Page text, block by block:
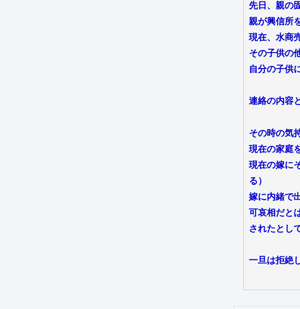
先日、親の
親が興信所
現在、水商
その子供の
自分の子供
連絡の内容
その時の気
現在の家庭
現在の嫁に
る）
嫁に内緒で
可哀相だと
されたとし
一旦は拒絶